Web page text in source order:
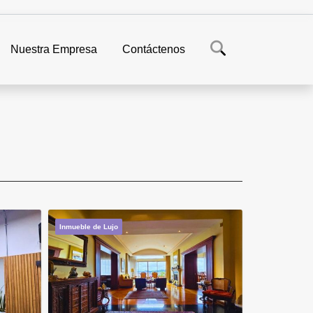
Nuestra Empresa Contáctenos
Inmueble de Lujo